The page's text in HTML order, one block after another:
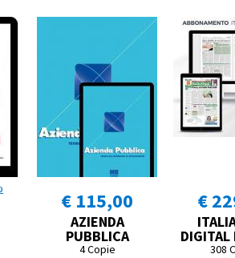
€ 115,00
AZIENDA
PUBBLICA
4 Copie
€
DIGITAL
308